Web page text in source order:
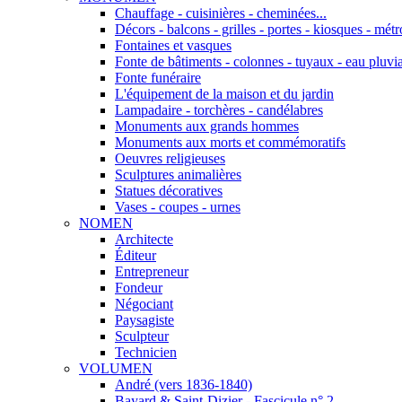
Chauffage - cuisinières - cheminées...
Décors - balcons - grilles - portes - kiosques -
Fontaines et vasques
Fonte de bâtiments - colonnes - tuyaux - eau
Fonte funéraire
L'équipement de la maison et du jardin
Lampadaire - torchères - candélabres
Monuments aux grands hommes
Monuments aux morts et commémoratifs
Oeuvres religieuses
Sculptures animalières
Statues décoratives
Vases - coupes - urnes
NOMEN
Architecte
Éditeur
Entrepreneur
Fondeur
Négociant
Paysagiste
Sculpteur
Technicien
VOLUMEN
André (vers 1836-1840)